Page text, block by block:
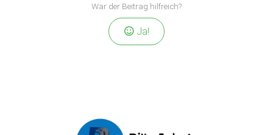
War der Beitrag hilfreich?
Ja!